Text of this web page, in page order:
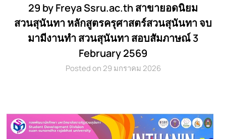
29 by Freya Ssru.ac.th สาขายอดนิยม
สวนสุนันทา หลักสูตรครุศาสตร์สวนสุนันทา จบ
มามีงานทำ สวนสุนันทา สอบสัมภาษณ์ 3
February 2569
Posted on 29 มกราคม 2026